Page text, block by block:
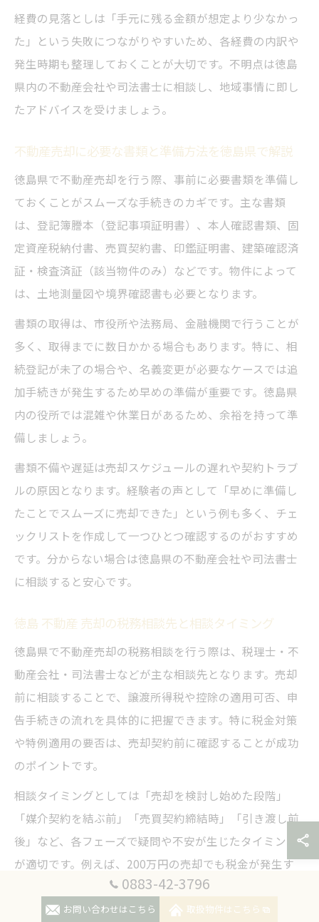
経費の見落としは「手元に残る金額が想定より少なかっ
た」という失敗につながりやすいため、各経費の内訳や
発生時期も整理しておくことが大切です。不明点は徳島
県内の不動産会社や司法書士に相談し、地域事情に即し
たアドバイスを受けましょう。
不動産売却に必要な書類と準備方法を徳島県で解説
徳島県で不動産売却を行う際、事前に必要書類を準備し
ておくことがスムーズな手続きのカギです。主な書類
は、登記簿謄本（登記事項証明書）、本人確認書類、固
定資産税納付書、売買契約書、印鑑証明書、建築確認済
証・検査済証（該当物件のみ）などです。物件によって
は、土地測量図や境界確認書も必要となります。
書類の取得は、市役所や法務局、金融機関で行うことが
多く、取得までに数日かかる場合もあります。特に、相
続登記が未了の場合や、名義変更が必要なケースでは追
加手続きが発生するため早めの準備が重要です。徳島県
内の役所では混雑や休業日があるため、余裕を持って準
備しましょう。
書類不備や遅延は売却スケジュールの遅れや契約トラブ
ルの原因となります。経験者の声として「早めに準備し
たことでスムーズに売却できた」という例も多く、チェ
ックリストを作成して一つひとつ確認するのがおすすめ
です。分からない場合は徳島県の不動産会社や司法書士
に相談すると安心です。
徳島 不動産 売却の税務相談先と相談タイミング
徳島県で不動産売却の税務相談を行う際は、税理士・不
動産会社・司法書士などが主な相談先となります。売却
前に相談することで、譲渡所得税や控除の適用可否、申
告手続きの流れを具体的に把握できます。特に税金対策
や特例適用の要否は、売却契約前に確認することが成功
のポイントです。
相談タイミングとしては「売却を検討し始めた段階」
「媒介契約を結ぶ前」「売買契約締結時」「引き渡し前
後」など、各フェーズで疑問や不安が生じたタイミング
が適切です。例えば、200万円の売却でも税金が発生す
るかどうか、特例が使えるかなど、個別事情に応じて早
めに専門家へ相談しましょう。
0883-42-3796
お問い合わせはこちら 取扱物件はこちら